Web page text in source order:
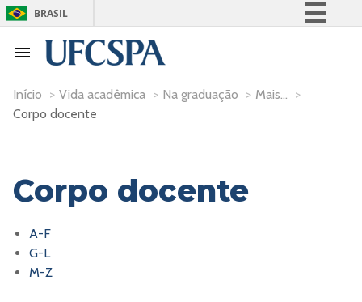
BRASIL
Participe
Início > Vida acadêmica > Na graduação > Mais... >
Corpo docente
Corpo docente
A-F
G-L
M-Z